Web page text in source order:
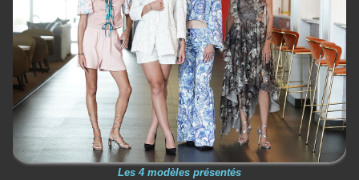
Les 4 modèles présentés